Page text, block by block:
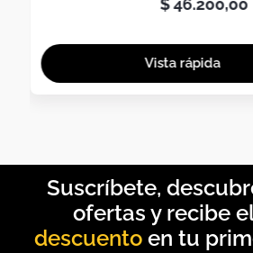
$46.200,00
descuento